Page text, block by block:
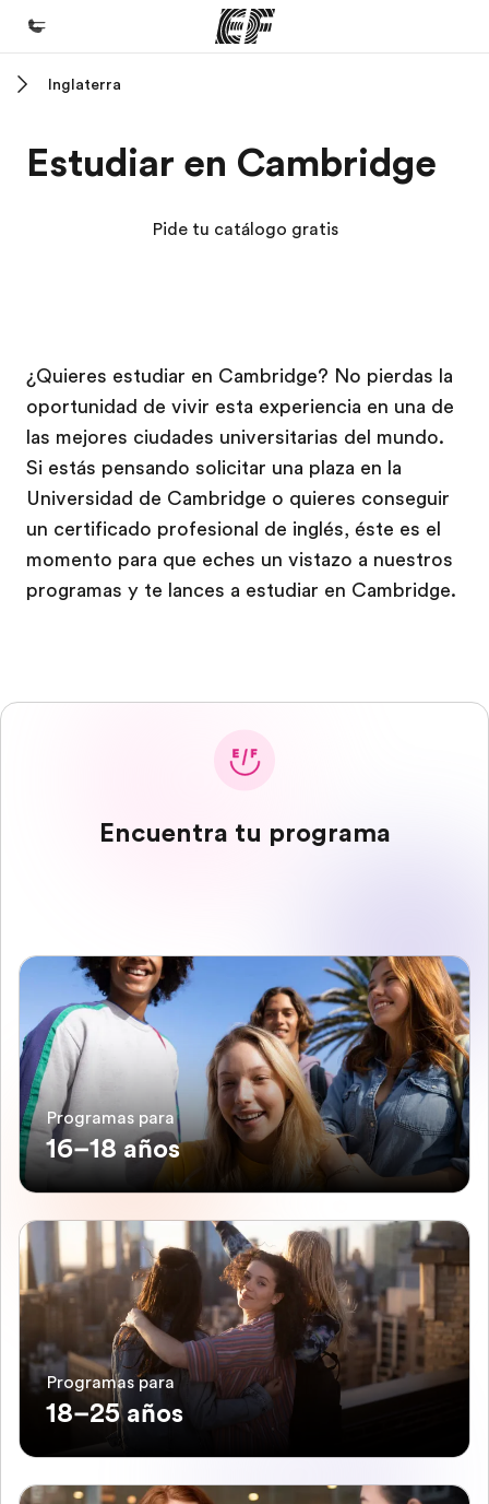
Programas
Quiénes somos
Trabajos
Únete al equipo
Inglaterra
Estudiar en Cambridge
Pide tu catálogo gratis
¿Quieres estudiar en Cambridge? No pierdas la
oportunidad de vivir esta experiencia en una de
las mejores ciudades universitarias del mundo.
Si estás pensando solicitar una plaza en la
Universidad de Cambridge o quieres conseguir
un certificado profesional de inglés, éste es el
momento para que eches un vistazo a nuestros
programas y te lances a estudiar en Cambridge.
Encuentra tu programa
Programas para
16–18 años
Programas para
18–25 años